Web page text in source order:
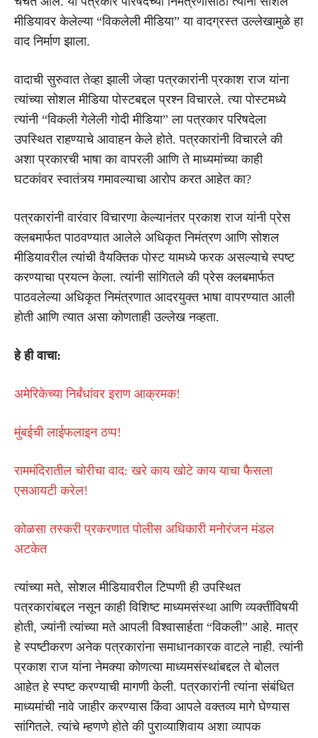
मीडियावर केलेल्या “विकलेली मीडिया” या वादग्रस्त उल्लेखामुळे हा
वाद निर्माण झाला.
वादाची सुरुवात तेव्हा झाली जेव्हा पत्रकारांनी प्रकाश राज यांना
त्यांच्या सोशल मीडिया पोस्टबद्दल प्रश्न विचारले. त्या पोस्टमध्ये
त्यांनी “विकली गेलेली गोदी मीडिया” ला पत्रकार परिषदेला
उपस्थित राहण्याचे आवाहन केले होते. पत्रकारांनी विचारले की
अशा प्रकारची भाषा का वापरली आणि ते माध्यमांच्या काही
घटकांवर स्वातंत्र्य गमावल्याचा आरोप करत आहेत का?
पत्रकारांनी वारंवार विचारणा केल्यानंतर प्रकाश राज यांनी प्रेस
क्लबमार्फत पाठवण्यात आलेले अधिकृत निमंत्रण आणि सोशल
मीडियावरील त्यांची वैयक्तिक पोस्ट यामध्ये फरक असल्याचे स्पष्ट
करण्याचा प्रयत्न केला. त्यांनी सांगितले की प्रेस क्लबमार्फत
पाठवलेल्या अधिकृत निमंत्रणात आदरयुक्त भाषा वापरण्यात आली
होती आणि त्यात असा कोणताही उल्लेख नव्हता.
हे ही वाचा:
अमेरिकेच्या निर्बंधांवर इराण आक्रमक!
मुंबईची लाईफलाइन ठप्प!
राममंदिरातील चोरीचा वाद: खरे काय खोटे काय याचा फैसला
एसआयटी करेल!
कोळसा तस्करी प्रकरणात पोलीस अधिकारी मनोरंजन मंडल
अटकेत
त्यांच्या मते, सोशल मीडियावरील टिप्पणी ही उपस्थित
पत्रकारांबद्दल नसून काही विशिष्ट माध्यमसंस्था आणि व्यक्तींविषयी
होती, ज्यांनी त्यांच्या मते आपली विश्वासार्हता “विकली” आहे. मात्र
हे स्पष्टीकरण अनेक पत्रकारांना समाधानकारक वाटले नाही. त्यांनी
प्रकाश राज यांना नेमक्या कोणत्या माध्यमसंस्थांबद्दल ते बोलत
आहेत हे स्पष्ट करण्याची मागणी केली. पत्रकारांनी त्यांना संबंधित
माध्यमांची नावे जाहीर करण्यास किंवा आपले वक्तव्य मागे घेण्यास
सांगितले. त्यांचे म्हणणे होते की पुराव्याशिवाय अशा व्यापक